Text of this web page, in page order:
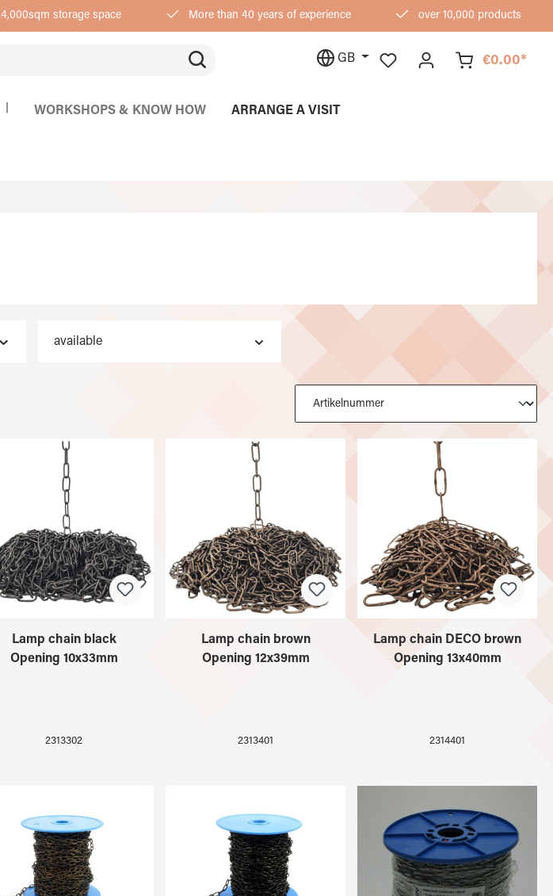
4,000sqm storage space More than 40 years of experience over 10,000 products
GB €0.00*
WORKSHOPS & KNOW HOW ARRANGE A VISIT
available
Lamp chain black
Opening 10x33mm
2313302
Lamp chain brown
Opening 12x39mm
2313401
Lamp chain DECO brown
Opening 13x40mm
2314401